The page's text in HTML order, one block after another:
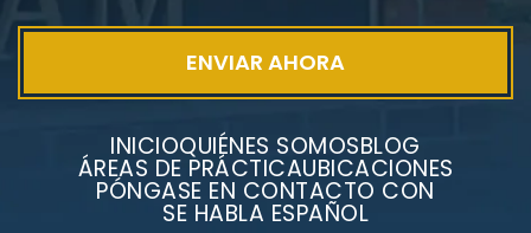
INICIOQUIÉNES SOMOSBLOG
ÁREAS DE PRÁCTICAUBICACIONES
PÓNGASE EN CONTACTO CON
SE HABLA ESPAÑOL